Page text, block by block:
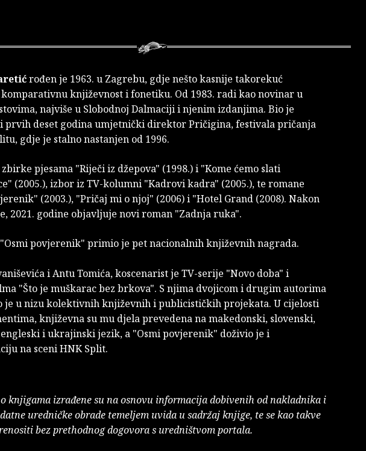
rođen je 1963. u Zagrebu, gdje nešto kasnije takorekuć
književnost i fonetiku. Od 1983. radi kao novinar u
najviše u Slobodnoj Dalmaciji i njenim izdanjima. Bio je
i prvih deset godina umjetnički direktor Pričigina, festivala pričanja
gdje je stalno nastanjen od 1996.
pjesama "Riječi iz džepova" (1998.) i "Kome ćemo slati
(2005.), izbor iz TV-kolumni "Kadrovi kadra" (2005.), te romane
(2003.), "Pričaj mi o njoj" (2006) i "Hotel Grand (2008). Nakon
2021. godine objavljuje novi roman "Zadnja ruka".
povjerenik" primio je pet nacionalnih književnih nagrada.
i Antu Tomića, koscenarist je TV-serije "Novo doba" i
"Što je muškarac bez brkova". S njima dvojicom i drugim autorima
je u nizu kolektivnih književnih i publicističkih projekata. U cijelosti
književna su mu djela prevedena na makedonski, slovenski,
i ukrajinski jezik, a "Osmi povjerenik" doživio je i
na sceni HNK Split.
knjigama izrađene su na osnovu informacija dobivenih od nakladnika i
uredničke obrade temeljem uvida u sadržaj knjige, te se kao takve
bez prethodnog dogovora s uredništvom portala.